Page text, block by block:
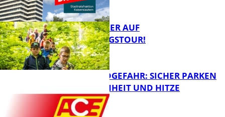
FB News
MIT DEM JÄGER AUF
ENTDECKUNGSTOUR!
WALDBRANDGEFAHR: SICHER PARKEN
BEI TROCKENHEIT UND HITZE